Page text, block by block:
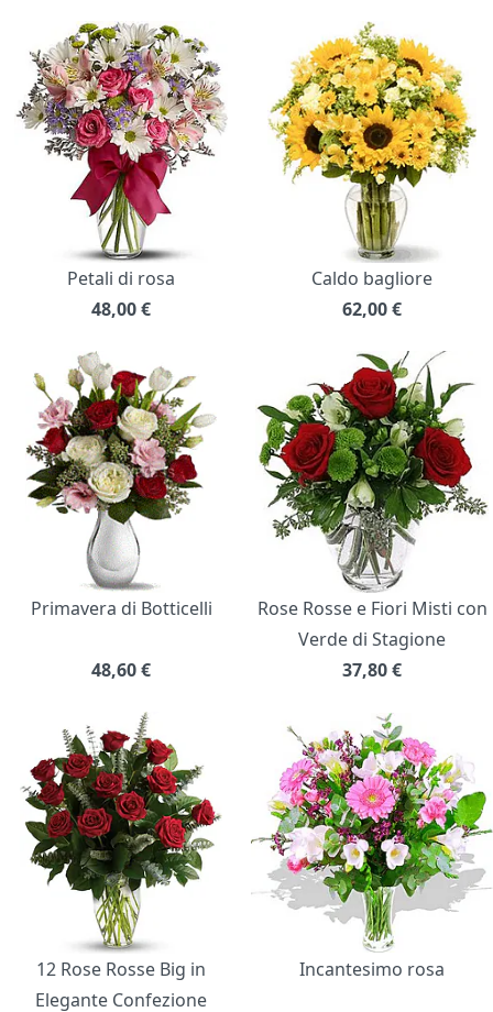
Petali di rosa
48,00€
Caldo bagliore
62,00€
Primavera di Botticelli
48,60€
Rose Rosse e Fiori Misti con
Verde di Stagione
37,80€
12 Rose Rosse Big in
Elegante Confezione
Incantesimo rosa